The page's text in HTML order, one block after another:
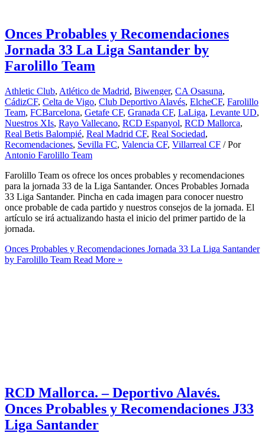
Onces Probables y Recomendaciones
Jornada 33 La Liga Santander by
Farolillo Team
Athletic Club, Atlético de Madrid, Biwenger, CA Osasuna,
CádizCF, Celta de Vigo, Club Deportivo Alavés, ElcheCF, Farolillo
Team, FCBarcelona, Getafe CF, Granada CF, LaLiga, Levante UD,
Nuestros XIs, Rayo Vallecano, RCD Espanyol, RCD Mallorca,
Real Betis Balompié, Real Madrid CF, Real Sociedad,
Recomendaciones, Sevilla FC, Valencia CF, Villarreal CF / Por
Antonio Farolillo Team
Farolillo Team os ofrece los onces probables y recomendaciones
para la jornada 33 de la Liga Santander. Onces Probables Jornada
33 Liga Santander. Pincha en cada imagen para conocer nuestro
once probable de cada partido y nuestros consejos de la jornada. El
artículo se irá actualizando hasta el inicio del primer partido de la
jornada.
Onces Probables y Recomendaciones Jornada 33 La Liga Santander
by Farolillo Team Read More »
RCD Mallorca. – Deportivo Alavés.
Onces Probables y Recomendaciones J33
Liga Santander